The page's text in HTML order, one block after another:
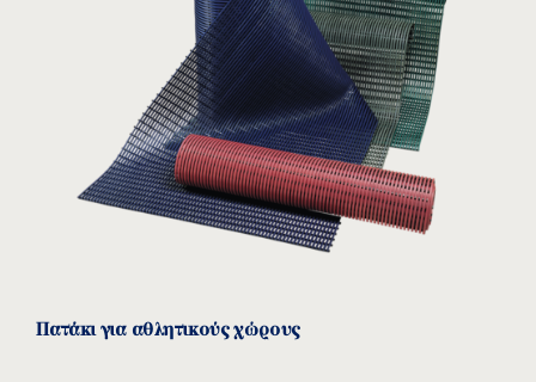
Πατάκι για αθλητικούς χώρους